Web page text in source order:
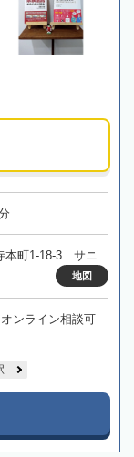
本町1-18-3 サニ
地図
ンライン相談可